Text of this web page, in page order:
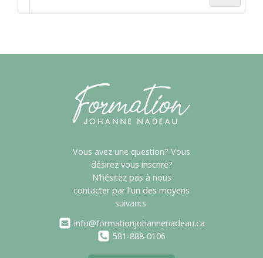
Vous avez une question? Vous
désirez vous inscrire?
N’hésitez pas à nous
contacter par l'un des moyens
suivants:
info@formationjohannenadeau.ca
581-888-0106